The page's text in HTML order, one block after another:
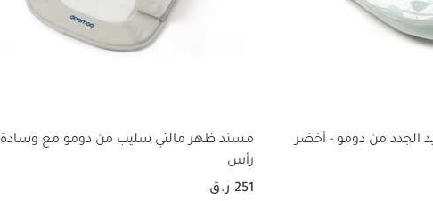
الجدد من دومو - أخضر
مسند ظهر مالتي سليب من دومو مع وسادة
رأس
251 ر.ق